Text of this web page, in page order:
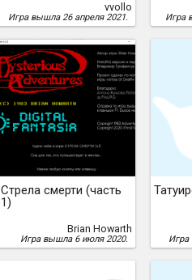
vvollo
Игра вышла 26 апреля 2021. Игра
Стрела смерти (часть
1)
Brian Howarth
Игра вышла 6 июля 2020. Игра